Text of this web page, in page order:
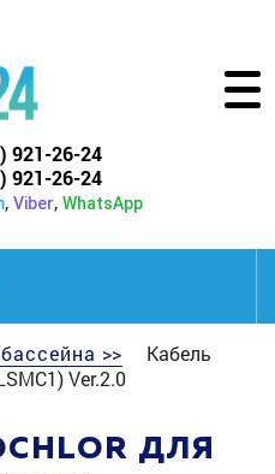
921-26-24
921-26-24
, Viber, WhatsApp
>>
Кабель
Ver.2.0
ДЛЯ